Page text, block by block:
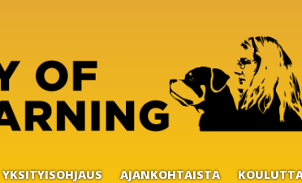
YKSITYISOHJAUS AJANKOHTAISTA